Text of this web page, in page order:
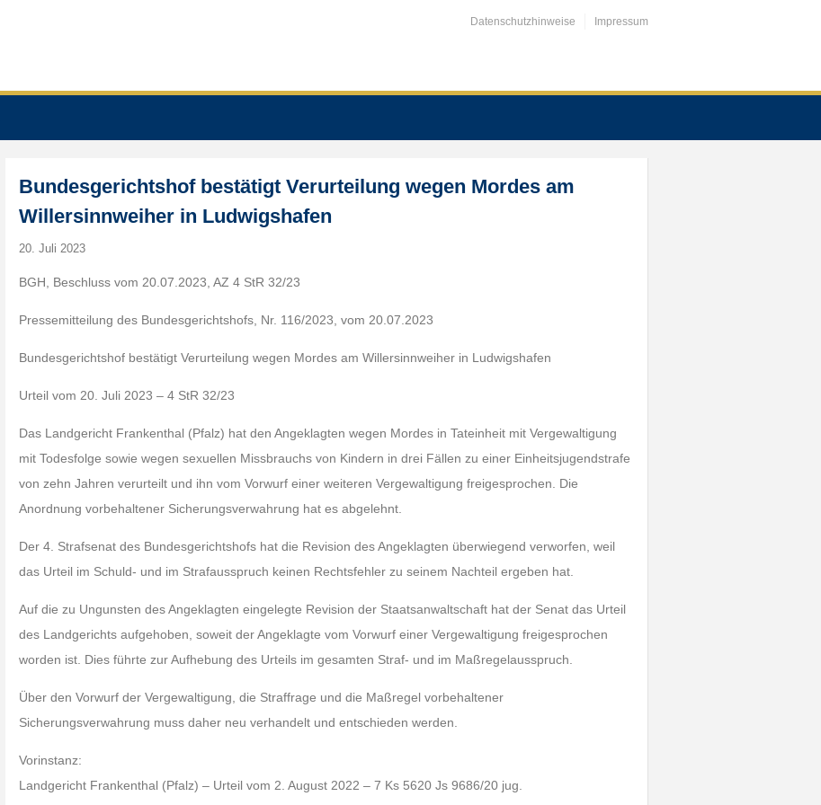
Datenschutzhinweise Impressum
Bundesgerichtshof bestätigt Verurteilung wegen Mordes am
Willersinnweiher in Ludwigshafen
20. Juli 2023
BGH, Beschluss vom 20.07.2023, AZ 4 StR 32/23
Pressemitteilung des Bundesgerichtshofs, Nr. 116/2023, vom 20.07.2023
Bundesgerichtshof bestätigt Verurteilung wegen Mordes am Willersinnweiher in Ludwigshafen
Urteil vom 20. Juli 2023 – 4 StR 32/23
Das Landgericht Frankenthal (Pfalz) hat den Angeklagten wegen Mordes in Tateinheit mit Vergewaltigung
mit Todesfolge sowie wegen sexuellen Missbrauchs von Kindern in drei Fällen zu einer Einheitsjugendstrafe
von zehn Jahren verurteilt und ihn vom Vorwurf einer weiteren Vergewaltigung freigesprochen. Die
Anordnung vorbehaltener Sicherungsverwahrung hat es abgelehnt.
Der 4. Strafsenat des Bundesgerichtshofs hat die Revision des Angeklagten überwiegend verworfen, weil
das Urteil im Schuld- und im Strafausspruch keinen Rechtsfehler zu seinem Nachteil ergeben hat.
Auf die zu Ungunsten des Angeklagten eingelegte Revision der Staatsanwaltschaft hat der Senat das Urteil
des Landgerichts aufgehoben, soweit der Angeklagte vom Vorwurf einer Vergewaltigung freigesprochen
worden ist. Dies führte zur Aufhebung des Urteils im gesamten Straf- und im Maßregelausspruch.
Über den Vorwurf der Vergewaltigung, die Straffrage und die Maßregel vorbehaltener
Sicherungsverwahrung muss daher neu verhandelt und entschieden werden.
Vorinstanz:
Landgericht Frankenthal (Pfalz) – Urteil vom 2. August 2022 – 7 Ks 5620 Js 9686/20 jug.